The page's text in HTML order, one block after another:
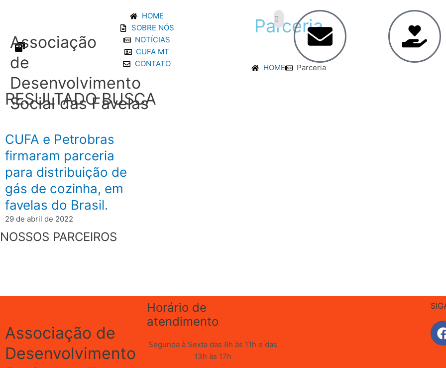
conteúdo
Associação
de
Desenvolvimento
Social das Favelas
HOME
SOBRE NÓS
NOTÍCIAS
CUFA MT
CONTATO
Parceria
HOME Parceria
RESULTADO BUSCA
CUFA e Petrobras
firmaram parceria
para distribuição de
gás de cozinha, em
favelas do Brasil.
29 de abril de 2022
NOSSOS PARCEIROS
Associação de
Desenvolvimento
Horário de
atendimento
Segunda à Sexta das 8h às 11h e das
13h às 17h